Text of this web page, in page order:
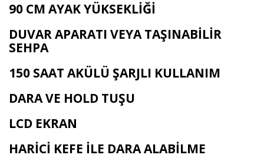
90 CM AYAK YÜKSEKLİĞİ
DUVAR APARATI VEYA TAŞINABİLİR
SEHPA
150 SAAT AKÜLÜ ŞARJLI KULLANIM
DARA VE HOLD TUŞU
LCD EKRAN
HARİCİ KEFE İLE DARA ALABİLME